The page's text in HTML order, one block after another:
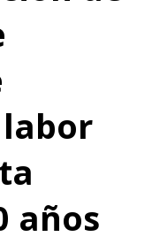
años